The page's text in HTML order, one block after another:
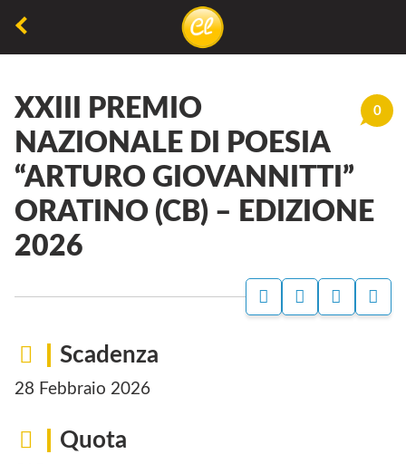
non
permette
camminare,
ma
permette
0
XXIII PREMIO
NAZIONALE DI POESIA
“ARTURO GIOVANNITTI”
ORATINO (CB) – EDIZIONE
2026
Scadenza
28 Febbraio 2026
Quota